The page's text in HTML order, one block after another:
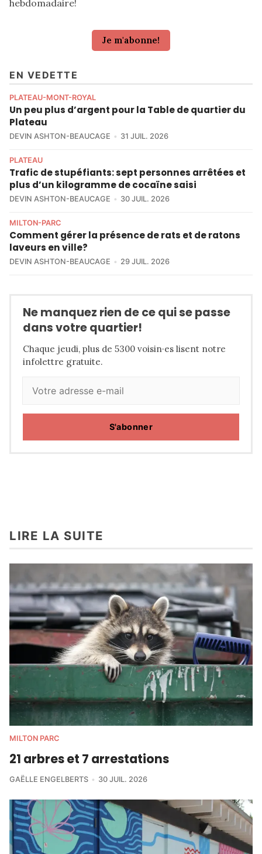
hebdomadaire!
Je m'abonne!
EN VEDETTE
PLATEAU-MONT-ROYAL
Un peu plus d’argent pour la Table de quartier du
Plateau
DEVIN ASHTON-BEAUCAGE 31 JUIL. 2026
PLATEAU
Trafic de stupéfiants: sept personnes arrêtées et
plus d’un kilogramme de cocaïne saisi
DEVIN ASHTON-BEAUCAGE 30 JUIL. 2026
MILTON-PARC
Comment gérer la présence de rats et de ratons
laveurs en ville?
DEVIN ASHTON-BEAUCAGE 29 JUIL. 2026
Ne manquez rien de ce qui se passe
dans votre quartier!
Chaque jeudi, plus de 5300 voisin·es lisent notre
infolettre gratuite.
S'abonner
LIRE LA SUITE
MILTON PARC
21 arbres et 7 arrestations
GAËLLE ENGELBERTS 30 JUIL. 2026